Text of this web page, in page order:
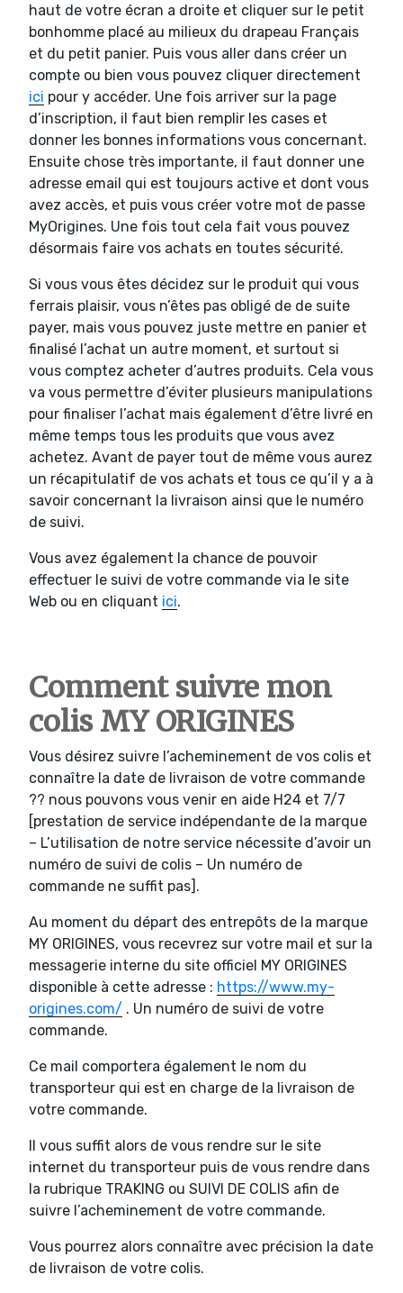
haut de votre écran a droite et cliquer sur le petit
bonhomme placé au milieux du drapeau Français
et du petit panier. Puis vous aller dans créer un
compte ou bien vous pouvez cliquer directement
ici pour y accéder. Une fois arriver sur la page
d’inscription, il faut bien remplir les cases et
donner les bonnes informations vous concernant.
Ensuite chose très importante, il faut donner une
adresse email qui est toujours active et dont vous
avez accès, et puis vous créer votre mot de passe
MyOrigines. Une fois tout cela fait vous pouvez
désormais faire vos achats en toutes sécurité.
Si vous vous êtes décidez sur le produit qui vous
ferrais plaisir, vous n’êtes pas obligé de de suite
payer, mais vous pouvez juste mettre en panier et
finalisé l’achat un autre moment, et surtout si
vous comptez acheter d’autres produits. Cela vous
va vous permettre d’éviter plusieurs manipulations
pour finaliser l’achat mais également d’être livré en
même temps tous les produits que vous avez
achetez. Avant de payer tout de même vous aurez
un récapitulatif de vos achats et tous ce qu’il y a à
savoir concernant la livraison ainsi que le numéro
de suivi.
Vous avez également la chance de pouvoir
effectuer le suivi de votre commande via le site
Web ou en cliquant ici.
Comment suivre mon
colis MY ORIGINES
Vous désirez suivre l’acheminement de vos colis et
connaître la date de livraison de votre commande
?? nous pouvons vous venir en aide H24 et 7/7
[prestation de service indépendante de la marque
– L’utilisation de notre service nécessite d’avoir un
numéro de suivi de colis – Un numéro de
commande ne suffit pas].
Au moment du départ des entrepôts de la marque
MY ORIGINES, vous recevrez sur votre mail et sur la
messagerie interne du site officiel MY ORIGINES
disponible à cette adresse : https://www.my-
origines.com/ . Un numéro de suivi de votre
commande.
Ce mail comportera également le nom du
transporteur qui est en charge de la livraison de
votre commande.
Il vous suffit alors de vous rendre sur le site
internet du transporteur puis de vous rendre dans
la rubrique TRAKING ou SUIVI DE COLIS afin de
suivre l’acheminement de votre commande.
Vous pourrez alors connaître avec précision la date
de livraison de votre colis.